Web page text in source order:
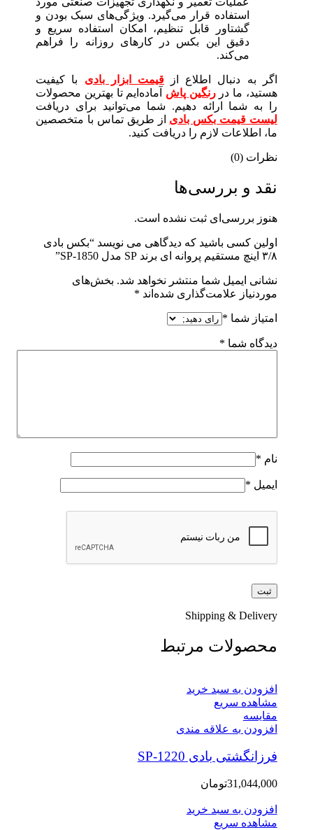
استفاده قرار می‌گیرد. ویژگی‌های سبک بودن و
گشتاور قابل تنظیم، امکان استفاده سریع و
دقیق این بکس در کارهای روزانه را فراهم
می‌کند.
اگر به دنبال اطلاع ازقیمت ابزار بادی با کیفیت
هستید، ما دررنگین پاش آماده‌ایم تا بهترین محصولات
را به شما ارائه دهیم. شما می‌توانید برای دریافت
لیست قیمت بکس بادی از طریق تماس با متخصصین
ما، اطلاعات لازم را دریافت کنید.
نظرات (0)
نقد و بررسی‌ها
هنوز بررسی‌ای ثبت نشده است.
اولین کسی باشید که دیدگاهی می نویسد “بکس بادی
۳/۸ اینچ مستقیم پروانه ای برند SP مدل SP-1850”
نشانی ایمیل شما منتشر نخواهد شد. بخش‌های
موردنیاز علامت‌گذاری شده‌اند *
امتیاز شما *
دیدگاه شما *
نام *
ایمیل *
Shipping & Delivery
محصولات مرتبط
افزودن به سبد خرید
مشاهده سریع
مقایسه
افزودن به علاقه مندی
فرزانگشتی بادی SP-1220
31,044,000تومان
افزودن به سبد خرید
مشاهده سریع